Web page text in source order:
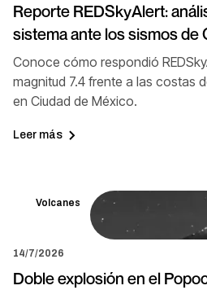
Reporte REDSkyAlert:
sistema ante los sismos de
Conoce cómo respondió
magnitud 7.4 frente a las costas
en Ciudad de México.
Leer más
Volcanes
14/7/2026
Doble explosión en el